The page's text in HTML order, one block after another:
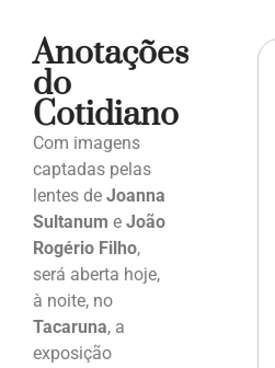
Anotações
do
Cotidiano
Com imagens
captadas pelas
lentes de Joanna
Sultanum e João
Rogério Filho,
será aberta hoje,
à noite, no
Tacaruna, a
exposição